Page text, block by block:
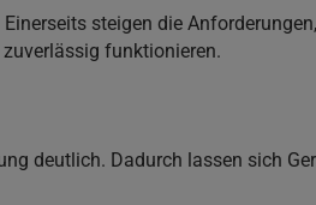
steigen die
funktionieren.
deutlich. Dadurch lassen sich